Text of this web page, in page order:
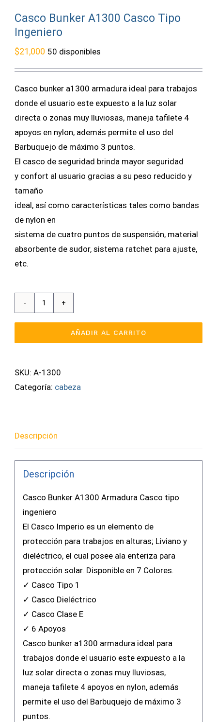
Casco Bunker A1300 Casco Tipo
Ingeniero
$21,000 50 disponibles
Casco bunker a1300 armadura ideal para trabajos
donde el usuario este expuesto a la luz solar
directa o zonas muy lluviosas, maneja tafilete 4
apoyos en nylon, además permite el uso del
Barbuquejo de máximo 3 puntos.
El casco de seguridad brinda mayor seguridad
y confort al usuario gracias a su peso reducido y
tamaño
ideal, así como características tales como bandas
de nylon en
sistema de cuatro puntos de suspensión, material
absorbente de sudor, sistema ratchet para ajuste,
etc.
Bunker
Tipo
Ingeniero
AÑADIR AL CARRITO
SKU: A-1300
Categoría: cabeza
Descripción
Descripción
Casco Bunker A1300 Armadura Casco tipo
ingeniero
El Casco Imperio es un elemento de
protección para trabajos en alturas; Liviano y
dieléctrico, el cual posee ala enteriza para
protección solar. Disponible en 7 Colores.
✓ Casco Tipo 1
✓ Casco Dieléctrico
✓ Casco Clase E
✓ 6 Apoyos
Casco bunker a1300 armadura ideal para
trabajos donde el usuario este expuesto a la
luz solar directa o zonas muy lluviosas,
maneja tafilete 4 apoyos en nylon, además
permite el uso del Barbuquejo de máximo 3
puntos.